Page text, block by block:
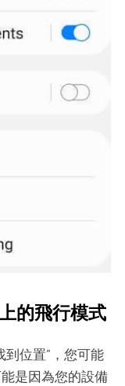
的飛行模式
到位置”，您可能
是因為您的設備